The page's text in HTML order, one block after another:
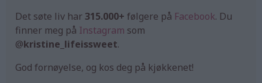
Det søte liv har315.000+ følgere på Facebook. Du
finner meg på Instagram som
@kristine_lifeissweet.
God fornøyelse, og kos deg på kjøkkenet!